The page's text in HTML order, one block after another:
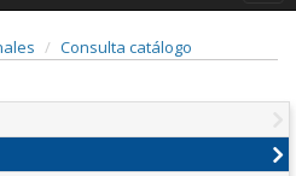
Consulta catálogo